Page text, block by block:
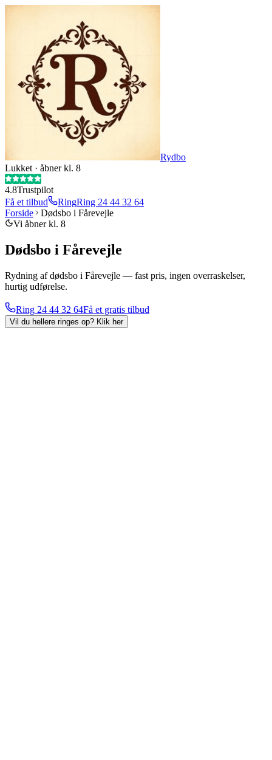
Rydbo
Lukket · åbner kl. 8
4.8Trustpilot
Få et tilbud
RingRing 24 44 32 64
Forside
Dødsbo i Fårevejle
Vi åbner kl. 8
Dødsbo i Fårevejle
Rydning af dødsbo i Fårevejle — fast pris, ingen overraskelser,
hurtig udførelse.
Ring 24 44 32 64Få et gratis tilbud
Vil du hellere ringes op? Klik her